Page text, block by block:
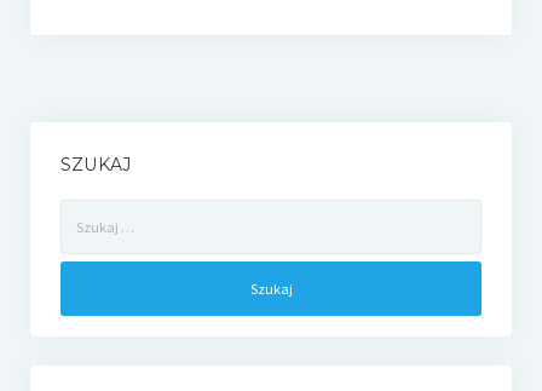
SZUKAJ